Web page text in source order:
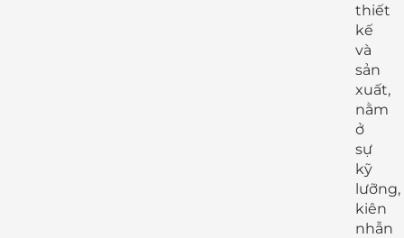
thiết
kế
và
sản
xuất,
nằm
ở
sự
kỹ
lưỡng,
kiên
nhẫn